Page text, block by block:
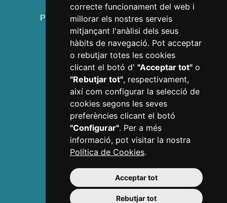
correcte funcionament del web i
millorar els nostres serveis
mitjançant l'anàlisi dels seus
hàbits de navegació. Pot acceptar
o rebutjar totes les cookies
clicant el botó d' "Acceptar tot"o
"Rebutjar tot", respectivament,
així com configurar la selecció de
cookies segons les seves
preferències clicant el botó
"Configurar". Per a més
informació, pot visitar la nostra
Política de Cookies.
Acceptar tot
Rebutjar tot
Polsera Visit Reus
Prioral de Sant Pere i campanar de Reus
Visites guiades
Experiències
Ruta Modernista "Reus 1900"
Gaudí Centre
Estació Enològica
Casa Navàs
La teva Ruta
Còdol Educació
Ans Educació
Teatre Fortuny
Teatre Bartrina